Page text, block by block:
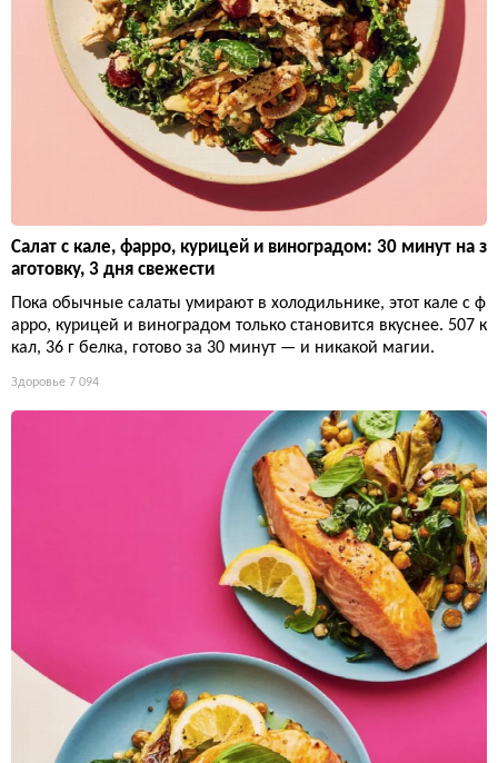
Салат с кале, фарро, курицей и виноградом: 30 минут на з
аготовку, 3 дня свежести
Пока обычные салаты умирают в холодильнике, этот кале с ф
арро, курицей и виноградом только становится вкуснее. 507 к
кал, 36 г белка, готово за 30 минут — и никакой магии.
Здоровье 7 094